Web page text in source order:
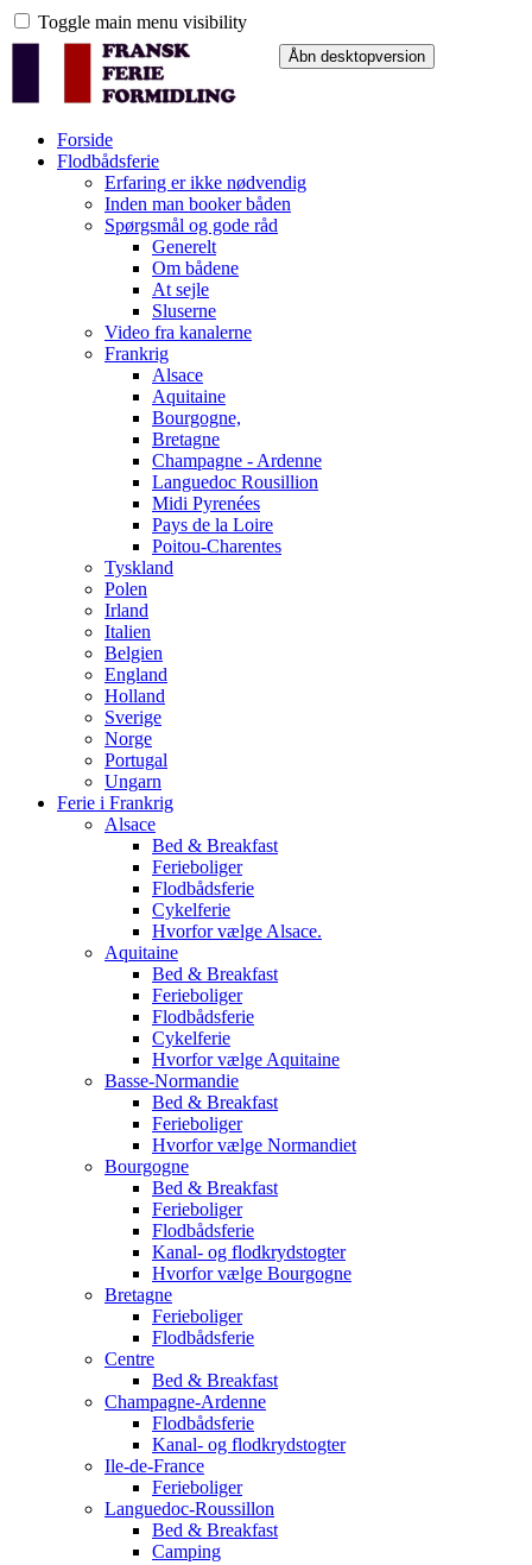
Toggle main menu visibility
Forside
Flodbådsferie
Erfaring er ikke nødvendig
Inden man booker båden
Spørgsmål og gode råd
Generelt
Om bådene
At sejle
Sluserne
Video fra kanalerne
Frankrig
Alsace
Aquitaine
Bourgogne,
Bretagne
Champagne - Ardenne
Languedoc Rousillion
Midi Pyrenées
Pays de la Loire
Poitou-Charentes
Tyskland
Polen
Irland
Italien
Belgien
England
Holland
Sverige
Norge
Portugal
Ungarn
Ferie i Frankrig
Alsace
Bed & Breakfast
Ferieboliger
Flodbådsferie
Cykelferie
Hvorfor vælge Alsace.
Aquitaine
Bed & Breakfast
Ferieboliger
Flodbådsferie
Cykelferie
Hvorfor vælge Aquitaine
Basse-Normandie
Bed & Breakfast
Ferieboliger
Hvorfor vælge Normandiet
Bourgogne
Bed & Breakfast
Ferieboliger
Flodbådsferie
Kanal- og flodkrydstogter
Hvorfor vælge Bourgogne
Bretagne
Ferieboliger
Flodbådsferie
Centre
Bed & Breakfast
Champagne-Ardenne
Flodbådsferie
Kanal- og flodkrydstogter
Ile-de-France
Ferieboliger
Languedoc-Roussillon
Bed & Breakfast
Camping